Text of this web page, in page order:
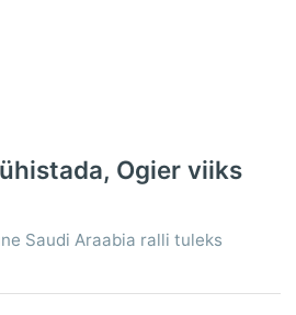
Ogier viiks
Saudi Araabia ralli tuleks